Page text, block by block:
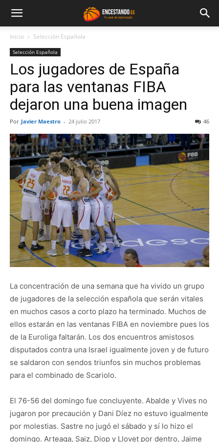
Inicio Selección Española
Selección Española
Los jugadores de España
para las ventanas FIBA
dejaron una buena imagen
Por Javier Maestro - 24 julio 2017 46
La concentración de una semana que ha vivido un grupo
de jugadores de la selección española que serán vitales
en muchos casos a corto plazo ha terminado. Muchos de
ellos estarán en las ventanas FIBA en noviembre pues los
de la Euroliga faltarán. Los dos encuentros amistosos
disputados contra una Israel igualmente joven y de futuro
se saldaron con sendos triunfos sin muchos problemas
para el combinado de Scariolo.
El 76-56 del domingo fue concluyente. Abalde y Vives no
jugaron por precaución y Dani Díez no estuvo igualmente
por molestias. Sastre no jugó el sábado y sí lo hizo el
domingo. Arteaga, Saiz, Diop y Llovet por dentro, Jaime